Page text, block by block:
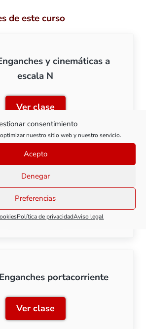
consentimiento
nuestro sitio web y nuestro servicio.
Acepto
Denegar
Preferencias
Política de privacidadAviso legal
de este curso
y cinemáticas a
escala N
Ver claseClase 1: Enganches y
y cinemáticas a
escala H0
Ver claseClase 2: Enganches y
portacorriente
Ver claseClase 3: Enganches